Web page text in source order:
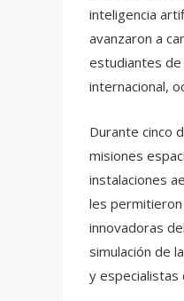
inteligencia
avanzaron a
estudiantes
internacional,
Durante cinco
misiones
instalaciones
les
innovadoras
simulación de
y especialistas